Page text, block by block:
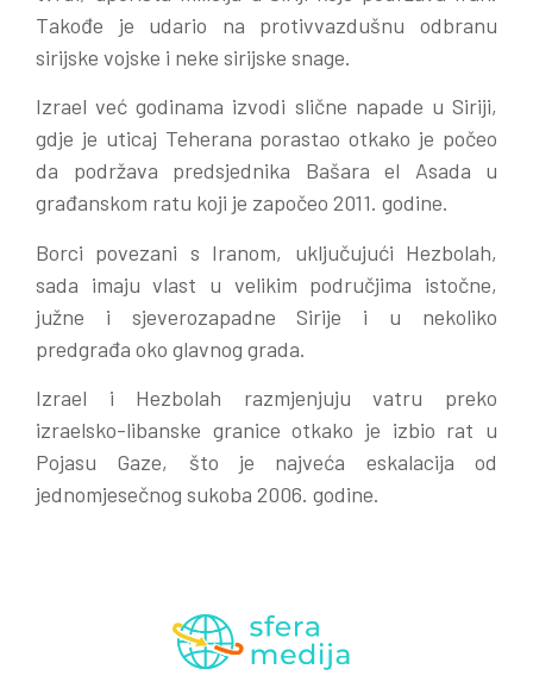
Takođe je udario na protivvazdušnu odbranu
sirijske vojske i neke sirijske snage.
Izrael već godinama izvodi slične napade u Siriji,
gdje je uticaj Teherana porastao otkako je počeo
da podržava predsjednika Bašara el Asada u
građanskom ratu koji je započeo 2011. godine.
Borci povezani s Iranom, uključujući Hezbolah,
sada imaju vlast u velikim područjima istočne,
južne i sjeverozapadne Sirije i u nekoliko
predgrađa oko glavnog grada.
Izrael i Hezbolah razmjenjuju vatru preko
izraelsko-libanske granice otkako je izbio rat u
Pojasu Gaze, što je najveća eskalacija od
jednomjesečnog sukoba 2006. godine.